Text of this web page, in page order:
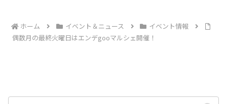
ホーム イベント＆ニュース
イベント情報
偶数月の最終火曜日はエンデgooマルシェ開催！